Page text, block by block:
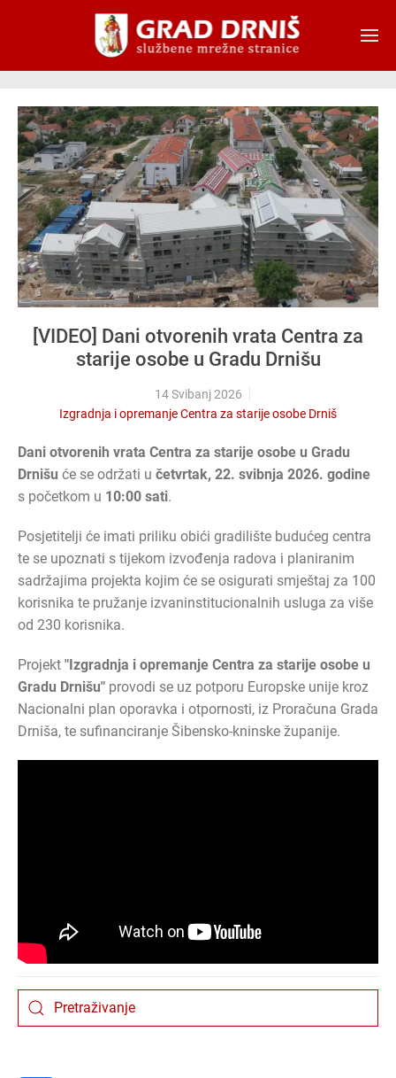
Skip to main content
[VIDEO] Dani otvorenih vrata Centra za
starije osobe u Gradu Drnišu
14 Svibanj 2026
Izgradnja i opremanje Centra za starije osobe Drniš
Dani otvorenih vrata Centra za starije osobe u Gradu
Drnišu će se održati u četvrtak, 22. svibnja 2026. godine
s početkom u 10:00 sati.
Posjetitelji će imati priliku obići gradilište budućeg centra
te se upoznati s tijekom izvođenja radova i planiranim
sadržajima projekta kojim će se osigurati smještaj za 100
korisnika te pružanje izvaninstitucionalnih usluga za više
od 230 korisnika.
Projekt "Izgradnja i opremanje Centra za starije osobe u
Gradu Drnišu" provodi se uz potporu Europske unije kroz
Nacionalni plan oporavka i otpornosti, iz Proračuna Grada
Drniša, te sufinanciranje Šibensko-kninske županije.